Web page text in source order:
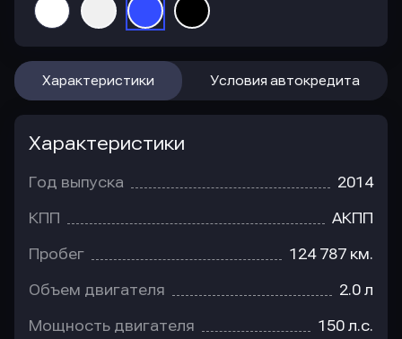
Характеристики Условия автокредита
Характеристики
Год выпуска 2014
КПП АКПП
Пробег 124 787 км.
Объем двигателя 2.0 л
Мощность двигателя 150 л.с.